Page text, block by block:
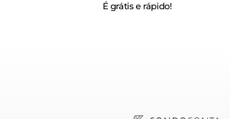
É grátis e rápido!